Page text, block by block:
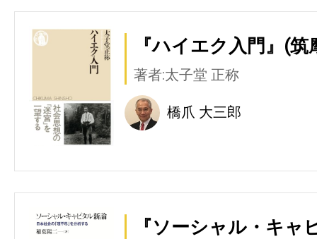
『ハイエク入門』(筑
著者:太子堂 正称
橋爪 大三郎
『ソーシャル・キャ